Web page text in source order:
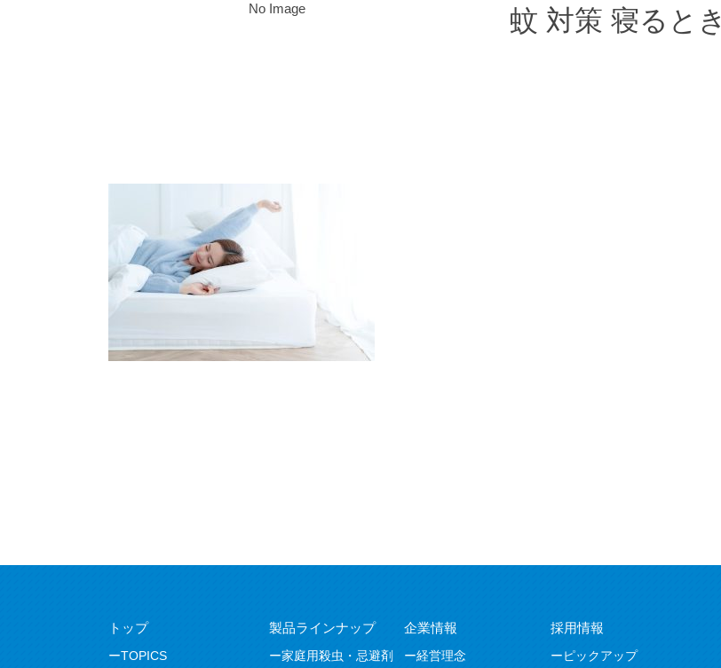
No Image 蚊 対策 寝るとき
トップ
TOPICS
製品ラインナップ
家庭用殺虫・忌避剤
企業情報
経営理念
採用情報
ピックアップ